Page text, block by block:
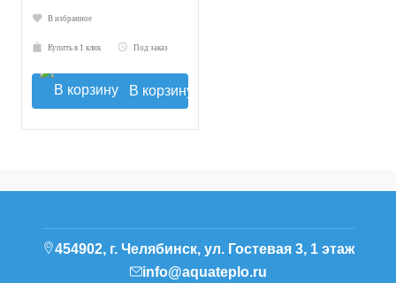
В избранное
Купить в 1 клик Под заказ
В корзину
454902, г. Челябинск, ул. Гостевая 3, 1 этаж
info@aquateplo.ru